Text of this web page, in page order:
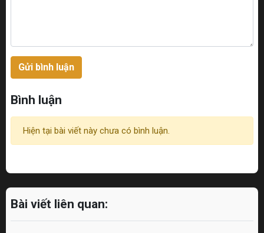
Gửi bình luận
Bình luận
Hiện tại bài viết này chưa có bình luận.
Bài viết liên quan: